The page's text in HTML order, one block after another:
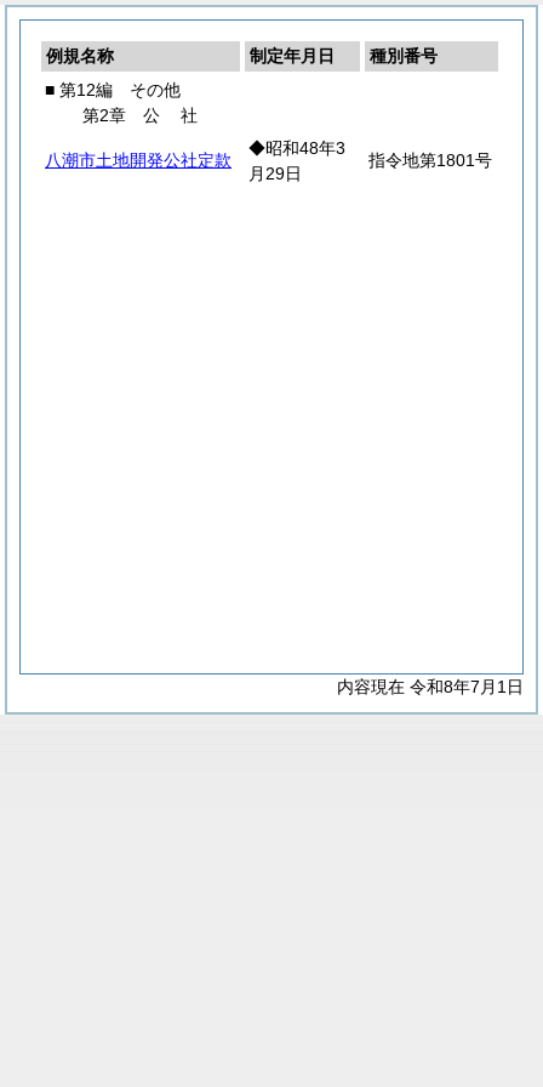
例規名称 制定年月日
種別番号
■ 第12編 その他
第2章 公社
八潮市土地開発公社定款
◆昭和48年3
月29日
指令地第1801号
内容現在 令和8年7月1日